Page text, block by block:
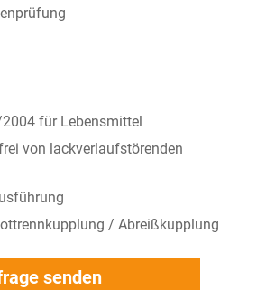
für Lebensmittel
von lackverlaufstörenden
/ Abreißkupplung
senden